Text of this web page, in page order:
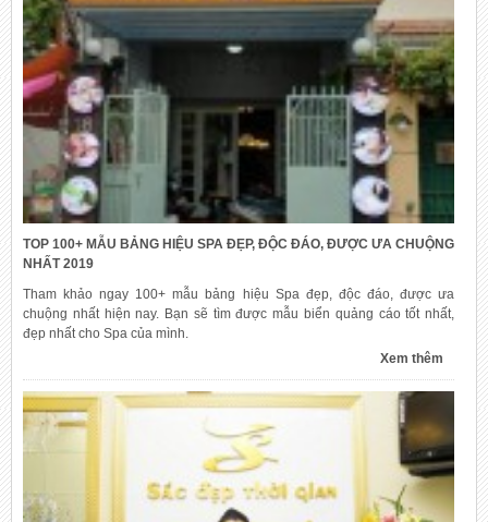
TOP 100+ MẪU BẢNG HIỆU SPA ĐẸP, ĐỘC ĐÁO, ĐƯỢC ƯA CHUỘNG
NHẤT 2019
Tham khảo ngay 100+ mẫu bảng hiệu Spa đẹp, độc đáo, được ưa
chuộng nhất hiện nay. Bạn sẽ tìm được mẫu biển quảng cáo tốt nhất,
đẹp nhất cho Spa của mình.
Xem thêm